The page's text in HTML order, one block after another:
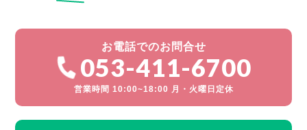
お電話でのお問合せ
053-411-6700
営業時間 10:00~18:00 月・火曜日定休